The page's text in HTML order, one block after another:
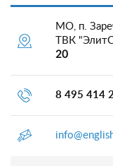
МО, п.
ТВК
20
8 495 414